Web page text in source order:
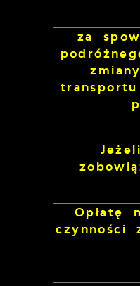
za
Opłatę
czynności